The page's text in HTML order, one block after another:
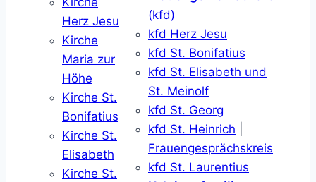
Herz Jesu
Kirche
Maria zur
Höhe
Kirche St.
Bonifatius
Kirche St.
Elisabeth
Kirche St.
(kfd)
kfd Herz Jesu
kfd St. Bonifatius
kfd St. Elisabeth und
St. Meinolf
kfd St. Georg
kfd St. Heinrich
Frauengesprächskreis
kfd St. Laurentius